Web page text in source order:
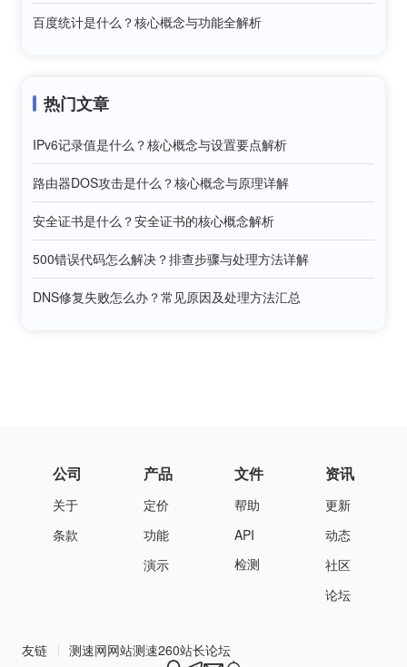
百度统计是什么？核心概念与功能全解析
热门文章
IPv6记录值是什么？核心概念与设置要点解析
路由器DOS攻击是什么？核心概念与原理详解
安全证书是什么？安全证书的核心概念解析
500错误代码怎么解决？排查步骤与处理方法详解
DNS修复失败怎么办？常见原因及处理方法汇总
公司
关于
条款
产品
定价
功能
演示
文件
帮助
API
检测
资讯
更新
动态
社区
论坛
友链 测速网网站测速260站长论坛